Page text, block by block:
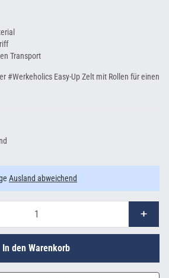
Transport
#Werkeholics Easy-Up Zelt mit Rollen für einen
Ausland abweichend
In den Warenkorb